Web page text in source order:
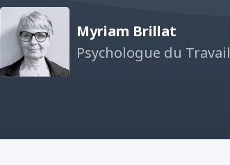
Myriam Brillat
Psychologue du Travail